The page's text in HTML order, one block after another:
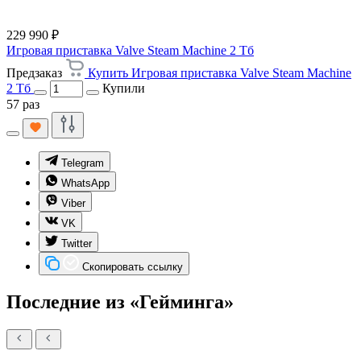
229 990 ₽
Игровая приставка Valve Steam Machine 2 Тб
Предзаказ
Купить Игровая приставка Valve Steam Machine
2 Тб
Купили
57 раз
Telegram
WhatsApp
Viber
VK
Twitter
Скопировать ссылку
Последние из «Гейминга»